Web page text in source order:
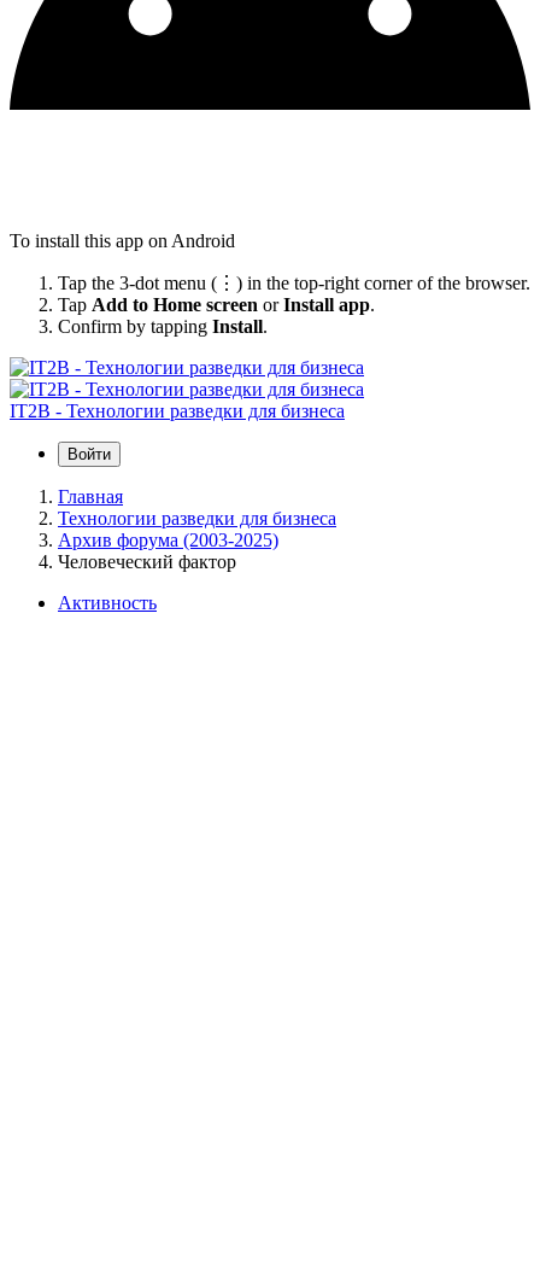
To install this app on Android
Tap the 3-dot menu (⋮) in the top-right corner of the browser.
Tap Add to Home screen orInstall app.
Confirm by tapping Install.
IT2B - Технологии разведки для бизнеса
Войти
Главная
Технологии разведки для бизнеса
Архив форума (2003-2025)
Человеческий фактор
Активность